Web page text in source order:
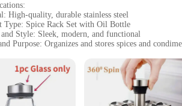
High-quality, durable stainless steel
Type: Spice Rack Set with Oil Bottle
Style: Sleek, modern, and functional
Purpose: Organizes and stores spices and
Accessories: Includes a stainless steel oil bottle
Organization for the Modern Kitchen**
Rack Set is a testament to functionality and